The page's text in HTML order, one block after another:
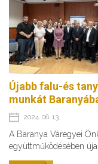
Újabb falu-és
munkát
2024. 06. 13.
A Baranya Váregyei
együttműködésében